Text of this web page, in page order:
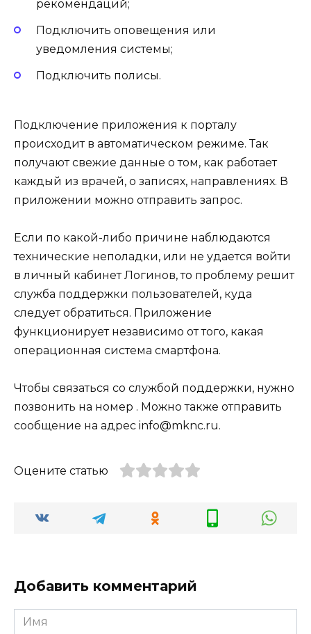
рекомендаций;
Подключить оповещения или
уведомления системы;
Подключить полисы.
Подключение приложения к порталу
происходит в автоматическом режиме. Так
получают свежие данные о том, как работает
каждый из врачей, о записях, направлениях. В
приложении можно отправить запрос.
Если по какой-либо причине наблюдаются
технические неполадки, или не удается войти
в личный кабинет Логинов, то проблему решит
служба поддержки пользователей, куда
следует обратиться. Приложение
функционирует независимо от того, какая
операционная система смартфона.
Чтобы связаться со службой поддержки, нужно
позвонить на номер . Можно также отправить
сообщение на адрес info@mknc.ru.
Оцените статью
Добавить комментарий
Имя